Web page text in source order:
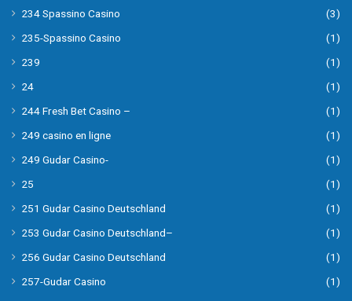
234 Spassino Casino
(3)
235-Spassino Casino
(1)
239
(1)
24
(1)
244 Fresh Bet Casino –
(1)
249 casino en ligne
(1)
249 Gudar Casino-
(1)
25
(1)
251 Gudar Casino Deutschland
(1)
253 Gudar Casino Deutschland–
(1)
256 Gudar Casino Deutschland
(1)
257-Gudar Casino
(1)